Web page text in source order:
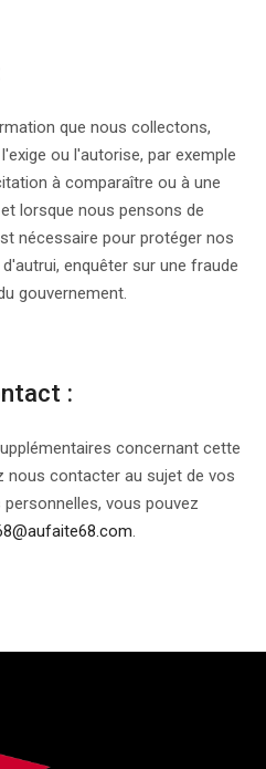
que nous collectons,
ou l'autorise, par exemple
à comparaître ou à une
lorsque nous pensons de
nécessaire pour protéger nos
enquêter sur une fraude
gouvernement.
:
concernant cette
nous contacter au sujet de vos
vous pouvez
.